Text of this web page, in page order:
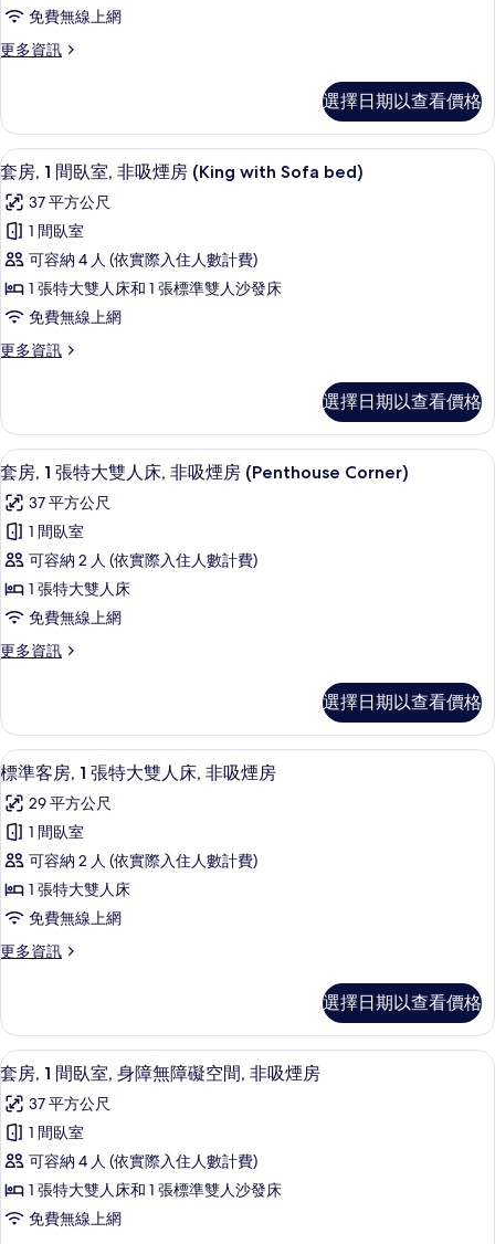
張
大
雙
人
床,
非
吸
煙
房
的
相
片
免費無線上網
更多資訊
更
客
房,
2
加
大
人
床,
非
吸
煙
情
選擇日期以查看價格
顯
示
套
房,
1
間
臥
室,
吸
煙
房
(King
with
Sofa
bed)
的
所
有
片
高級寢具、舒適加層、客房內保險箱、
9
套房, 1 間臥室, 非吸煙房 (King with Sofa bed)
37 平方公尺
1 間臥室
可容納 4 人 (依實際入住人數計費)
1 張特大雙人床和 1 張標準雙人沙發床
免費無線上網
更多資訊
更
1
間
臥
非
吸
房
(King
with
Sofa
bed)
選擇日期以查看價格
顯
示
套
房,
1
張
特
大
人
床,
非
吸
煙
房
(Penthouse
Corner)
的
所
相
片
高級寢具、舒適加層、客房內保險箱、
5
套房, 1 張特大雙人床, 非吸煙房 (Penthouse Corner)
37 平方公尺
1 間臥室
可容納 2 人 (依實際入住人數計費)
1 張特大雙人床
免費無線上網
更多資訊
更
1
張
特
雙
人
非
吸
煙
房
(Penthouse
情
選擇日期以查看價格
顯
示
標
準
客
房,
張
大
雙
人
床,
非
吸
煙
房
高級寢具、舒適加層、客房內保險箱、
6
標準客房, 1 張特大雙人床, 非吸煙房
29 平方公尺
1 間臥室
可容納 2 人 (依實際入住人數計費)
1 張特大雙人床
免費無線上網
更多資訊
更
客
房,
1
特
大
人
床,
非
吸
選擇日期以查看價格
顯
示
套
房,
1
間
臥
高級寢具、舒適加層、客房內保險箱、
9
套房, 1 間臥室, 身障無障礙空間, 非吸煙房
37 平方公尺
1 間臥室
可容納 4 人 (依實際入住人數計費)
1 張特大雙人床和 1 張標準雙人沙發床
免費無線上網